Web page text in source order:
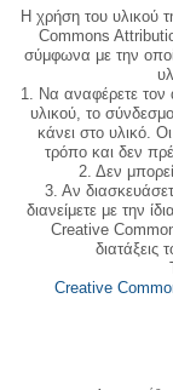
Η χρήση του υλικού
Commons
σύμφωνα με την
1. Να αναφέρετε τον
υλικού, το
κάνει στο υλικό.
τρόπο και δεν
2. Δεν
3. Αν
διανείμετε με την
Creative
διατάξεις
Creative